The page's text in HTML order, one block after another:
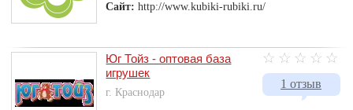
Сайт: http://www.kubiki-rubiki.ru/
1 отзыв
Юг Тойз - оптовая база
игрушек
г. Краснодар